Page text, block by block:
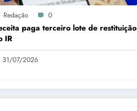
Redação 0
paga terceiro lote de restituição
IR
31/07/2026